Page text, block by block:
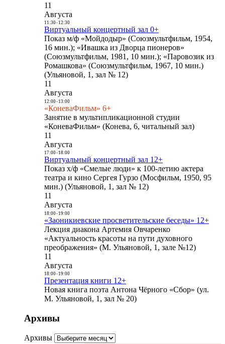
11
Августа
11:30- 12:30
Виртуальный концертный зал 0+
Показ м/ф «Мойдодыр» (Союзмультфильм, 1954,
16 мин.); «Ивашка из Дворца пионеров»
(Союзмультфильм, 1981, 10 мин.); «Паровозик из
Ромашкова» (Союзмультфильм, 1967, 10 мин.)
(Ульяновой, 1, зал № 12)
11
Августа
12:00- 13:00
«КоневаФильм» 6+
Занятие в мультипликационной студии
«КоневаФильм» (Конева, 6, читальный зал)
11
Августа
17:00- 18:00
Виртуальный концертный зал 12+
Показ х/ф «Смелые люди» к 100-летию актера
театра и кино Сергея Гурзо (Мосфильм, 1950, 95
мин.) (Ульяновой, 1, зал № 12)
11
Августа
18:00- 19:00
«Заоникиевские просветительские беседы» 12+
Лекция диакона Артемия Овчаренко
«Актуальность красоты на пути духовного
преображения» (М. Ульяновой, 1, зале №12)
11
Августа
18:00- 19:00
Презентация книги 12+
Новая книга поэта Антона Чёрного «Сбор» (ул.
М. Ульяновой, 1, зал № 20)
Архивы
Архивы